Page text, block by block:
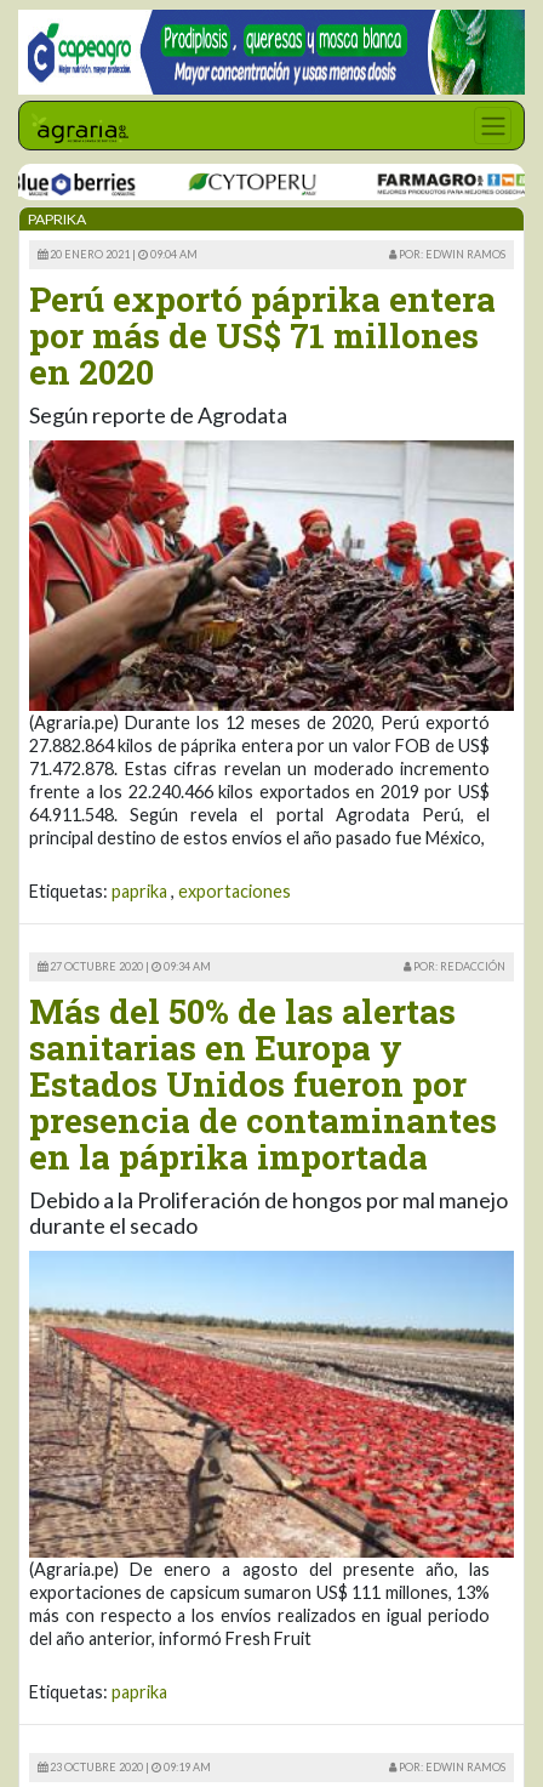
PAPRIKA
20 ENERO 2021 | 09:04 AM POR: EDWIN RAMOS
Perú exportó páprika entera
por más de US$ 71 millones
en 2020
Según reporte de Agrodata
(Agraria.pe) Durante los 12 meses de 2020, Perú exportó
27.882.864 kilos de páprika entera por un valor FOB de US$
71.472.878. Estas cifras revelan un moderado incremento
frente a los 22.240.466 kilos exportados en 2019 por US$
64.911.548. Según revela el portal Agrodata Perú, el
principal destino de estos envíos el año pasado fue México,
Etiquetas: paprika , exportaciones
27 OCTUBRE 2020 | 09:34 AM POR: REDACCIÓN
Más del 50% de las alertas
sanitarias en Europa y
Estados Unidos fueron por
presencia de contaminantes
en la páprika importada
Debido a la Proliferación de hongos por mal manejo
durante el secado
(Agraria.pe) De enero a agosto del presente año, las
exportaciones de capsicum sumaron US$ 111 millones, 13%
más con respecto a los envíos realizados en igual periodo
del año anterior, informó Fresh Fruit
Etiquetas: paprika
23 OCTUBRE 2020 | 09:19 AM POR: EDWIN RAMOS